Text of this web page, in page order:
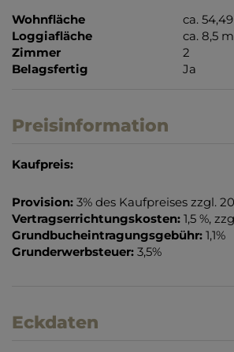
Wohnfläche ca.
Loggiafläche ca. 8,5 m
Zimmer
2
Belagsfertig
Ja
Preisinformation
Kaufpreis:
Provision: 3% des Kaufpreises zzgl.
Vertragserrichtungskosten: 1,5 %,
Grundbucheintragungsgebühr: 1,1%
Grunderwerbsteuer: 3,5%
Eckdaten